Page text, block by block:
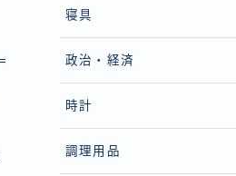
寝具
政治・経済
時計
調理用品